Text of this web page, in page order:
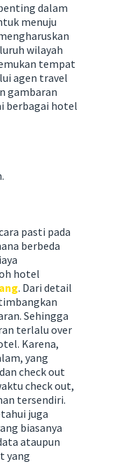
dalam
menuju
wilayah
tempat
agen travel
gambaran
berbagai hotel
pasti pada
berbeda
hotel
. Dari detail
Sehingga
terlalu over
Karena,
yang
check out
check out,
tersendiri.
juga
biasanya
ataupun
yang